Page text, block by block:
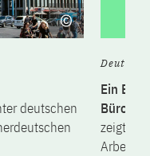
deutschen
Ein
zeigt,